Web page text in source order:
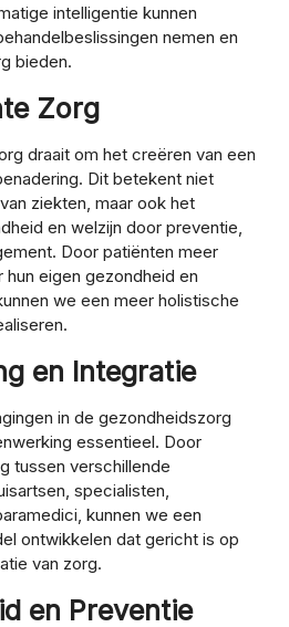
intelligentie kunnen
nemen en
bieden.
Zorg
draait om het creëren van een
Dit betekent niet
ziekten, maar ook het
en welzijn door preventie,
Door patiënten meer
eigen gezondheid en
we een meer holistische
en Integratie
in de gezondheidszorg
essentieel. Door
tussen verschillende
specialisten,
kunnen we een
ontwikkelen dat gericht is op
van zorg.
en Preventie